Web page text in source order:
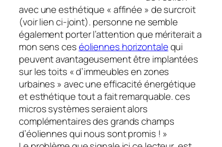
avec une esthétique « affinée » de surcroit
(voir lien ci-joint). personne ne semble
également porter l’attention que mériterait a
mon sens ceséoliennes horizontalequi
peuvent avantageusement être implantées
sur les toits « d’immeubles en zones
urbaines » avec une efficacité énergétique
et esthétique tout a fait remarquable. ces
micros systèmes seraient alors
complémentaires des grands champs
d’éoliennes qui nous sont promis ! »